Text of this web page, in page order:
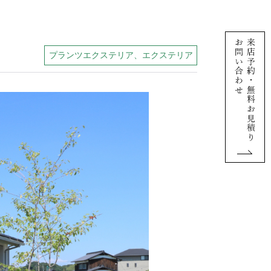
プランツエクステリア、エクステリア